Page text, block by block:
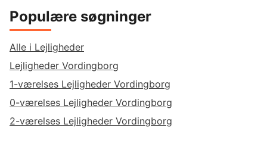
Populære søgninger
Alle i Lejligheder
Lejligheder Vordingborg
1-værelses Lejligheder Vordingborg
0-værelses Lejligheder Vordingborg
2-værelses Lejligheder Vordingborg